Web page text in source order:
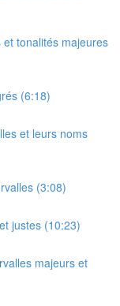
tonalités majeures
(6:18)
et leurs noms
(3:08)
justes (10:23)
majeurs et